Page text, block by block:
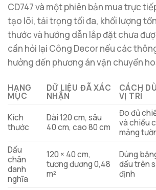
CD747 và một phiên bản mua trực
tạo lõi, tải trọng tối đa, khối lượng
thước và hướng dẫn lắp đặt chưa
cần hỏi lại Công Decor nếu các
hưởng đến phương án vận chuyển
HẠNG
MỤC
DỮ LIỆU ĐÃ XÁC
NHẬN
CÁCH
VỊ TRÍ
Kích
thước
Dài 120 cm, sâu
40 cm, cao 80 cm
Đo đủ
và chiều
mảng
Dấu
chân
danh
nghĩa
120 × 40 cm,
tương đương 0,48
m²
Dùng
dấu trên
định